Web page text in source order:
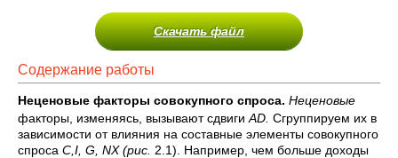
Скачать файл
Содержание работы
Неценовые факторы совокупного спроса. Неценовые
факторы, изме­няясь, вызывают сдвиги AD. Сгруппируем их в
зависимости от влияния на составные элементы совокупного
спроса C,I, G, NX(рис. 2.1). Напри­мер, чем больше доходы